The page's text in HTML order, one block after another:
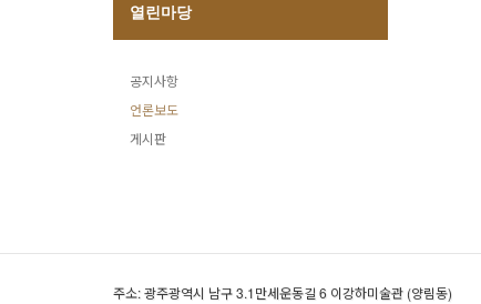
열린마당
공지사항
언론보도
게시판
주소: 광주광역시 남구 3.1만세운동길 6 이강하미술관 (양림동)